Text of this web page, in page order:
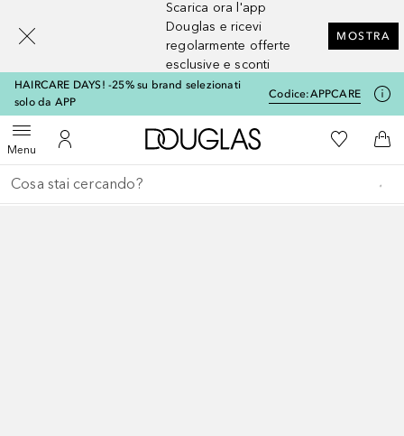
Scarica ora l'app
Douglas e ricevi
regolarmente offerte
esclusive e sconti
MOSTRA
HAIRCARE DAYS! -25% su brand selezionati
solo da APP
Codice:APPCARE
MenuApri menuAl Mio Account
A Douglas HomeAlla Mia
Al
Torna indietro
Esegui ricerca
[navigation.slideout.screenreader]